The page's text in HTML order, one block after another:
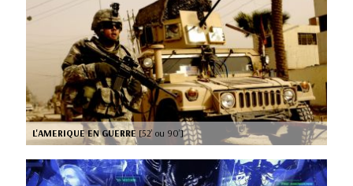
L'AMERIQUE EN GUERRE [52’ ou 90’]